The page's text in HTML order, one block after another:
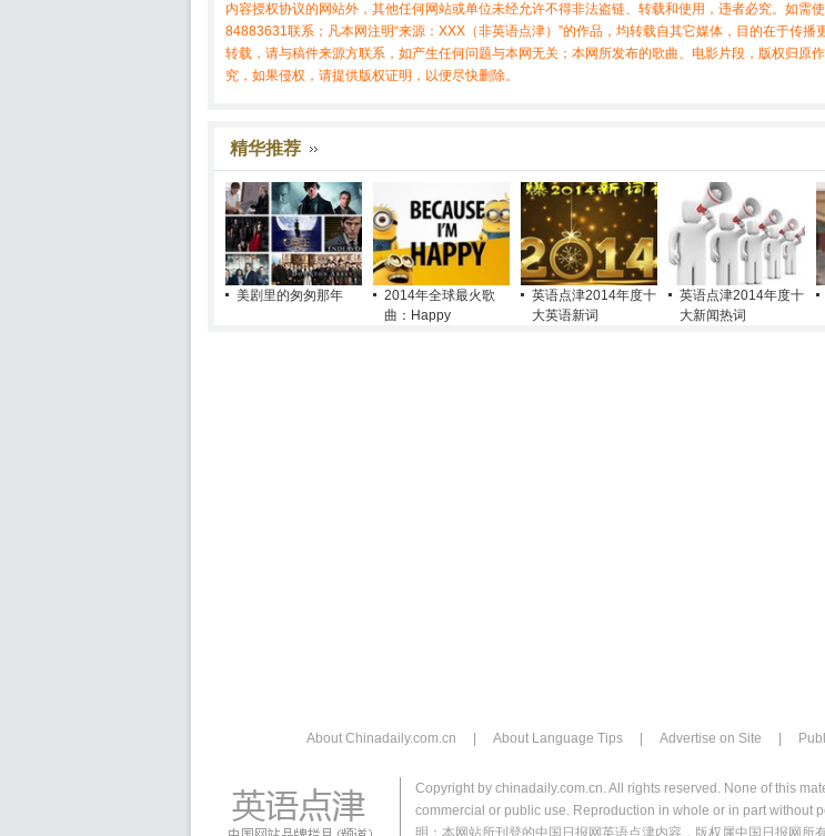
内容授权协议的网站外，其他任何网站或单位未经允许不得非法盗链、转载和使用，违者必究。如需
84883631联系；凡本网注明“来源：XXX（非英语点津）”的作品，均转载自其它媒体，目的在于传播
转载，请与稿件来源方联系，如产生任何问题与本网无关；本网所发布的歌曲、电影片段，版权归原
究，如果侵权，请提供版权证明，以便尽快删除。
精华推荐
美剧里的匆匆那年
2014年全球最火歌
曲：Happy
英语点津2014年度十
大英语新词
英语点津2014年度十
大新闻热词
About Chinadaily.com.cn About Language Tips Advertise on Site
Copyright by chinadaily.com.cn. All rights reserved. None of this
commercial or public use. Reproduction in whole or in part without
明：本网站所刊登的中国日报网英语点津内容，版权属中国日报网所